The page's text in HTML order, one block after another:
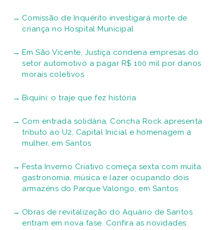
Comissão de Inquérito investigará morte de
criança no Hospital Municipal
Em São Vicente, Justiça condena empresas do
setor automotivo a pagar R$ 100 mil por danos
morais coletivos
Biquíni: o traje que fez história
Com entrada solidária, Concha Rock apresenta
tributo ao U2, Capital Inicial e homenagem a
mulher, em Santos
Festa Inverno Criativo começa sexta com muita
gastronomia, música e lazer ocupando dois
armazéns do Parque Valongo, em Santos
Obras de revitalização do Aquário de Santos
entram em nova fase. Confira as novidades